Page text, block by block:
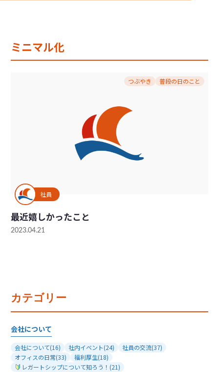
ミニマル化
つぶやき 普段の日のこと
社員
最近嬉しかったこと
2023.04.21
カテゴリー
会社について
会社について(16) 社内イベント(24) 社員の交流(37)
オフィスの日常(33) 福利厚生(18)
レガートシップについて知ろう！ (21)